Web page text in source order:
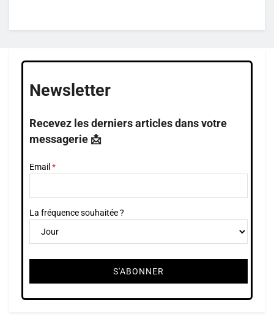
Newsletter
Recevez les derniers articles dans votre
messagerie 📩
Email
La fréquence souhaitée ?